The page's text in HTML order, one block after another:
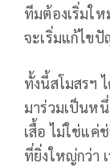
ทีมต้องเริ่มใ
จะเริ่มแก้ไข
ทั้งนี้สโมสรฯ
มาร่วมเป็นห
เสื้อ ไม่ใช่แค่
ที่ยิ่งใหญ่กว่า